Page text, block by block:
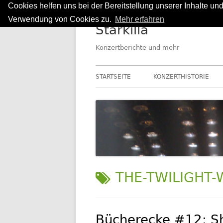
Cookies helfen uns bei der Bereitstellung unserer Inhalte
Verwendung von Cookies zu. Mehr erfahren
Springe
Starkilla
Konzertberichte und mehr
Primäres
Menü
STARTSEITE KONZERTHISTORIE
SCHLAGWORT:
THE-TWILIGHT-
Bücherecke #12: